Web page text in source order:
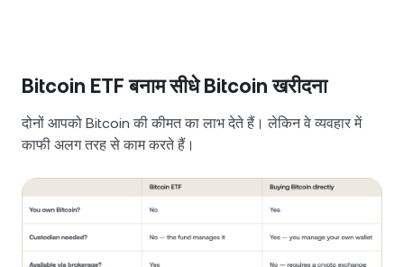
Bitcoin ETF बनाम सीधे Bitcoin खरीदना
दोनों आपको Bitcoin की कीमत का लाभ देते हैं। लेकिन वे व्यवहार में
काफी अलग तरह से काम करते हैं।